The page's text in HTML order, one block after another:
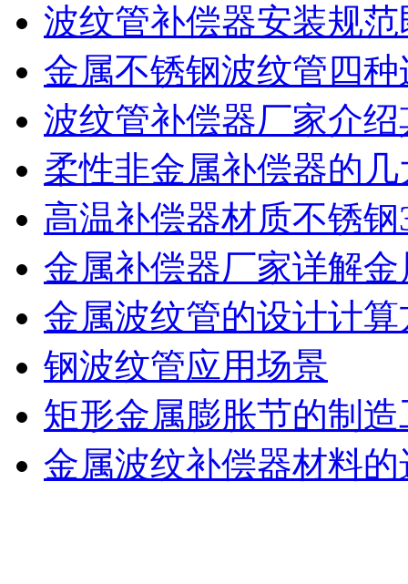
波纹管补偿器安装规
金属不锈钢波纹管四
波纹管补偿器厂家介
柔性非金属补偿器的
高温补偿器材质不锈
金属补偿器厂家详解
金属波纹管的设计计算
钢波纹管应用场景
矩形金属膨胀节的制造
金属波纹补偿器材料的